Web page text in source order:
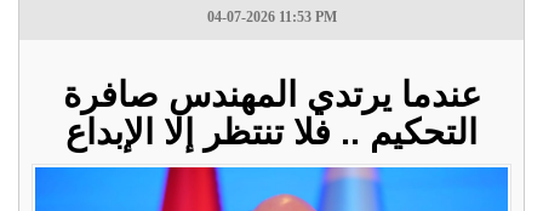
04-07-2026 11:53 PM
عندما يرتدي المهندس صافرة
التحكيم .. فلا تنتظر إلا الإبداع